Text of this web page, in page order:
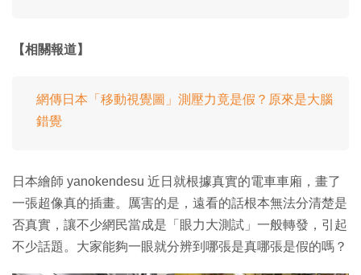
【相關報道】
網傳日本「移動視覺圖」測壓力竟是假？原來是大腦
錯覺
日本繪師 yanokendesu 近日就根據真實的電車車廂，畫了
一張超像真的插畫。厲害的是，遠看的話根本無法分清楚是
否真實，讓不少網民當成是「眼力大測試」一般轉發，引起
不少話題。大家能夠一眼就分辨到哪張是真哪張是假的嗎？